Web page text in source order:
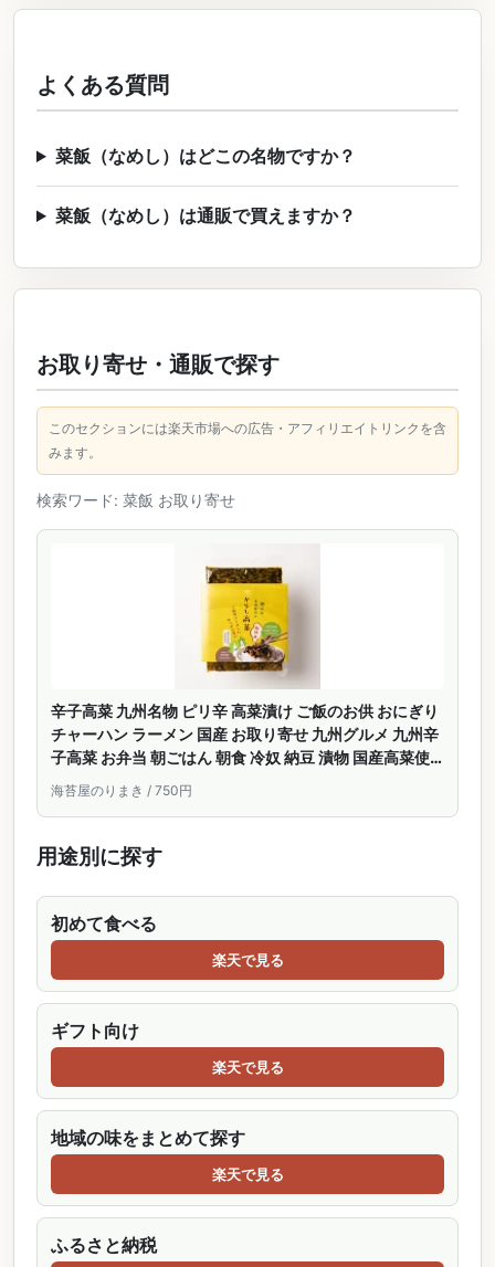
よくある質問
菜飯（なめし）はどこの名物ですか？
菜飯（なめし）は通販で買えますか？
お取り寄せ・通販で探す
このセクションには楽天市場への広告・アフィリエイトリンクを含
みます。
検索ワード: 菜飯 お取り寄せ
辛子高菜 九州名物 ピリ辛 高菜漬け ご飯のお供 おにぎり
チャーハン ラーメン 国産 お取り寄せ 九州グルメ 九州辛
子高菜 お弁当 朝ごはん 朝食 冷奴 納豆 漬物 国産高菜使
用 海苔屋が選ぶご飯のお供
海苔屋のりまき / 750円
用途別に探す
初めて食べる
楽天で見る
ギフト向け
楽天で見る
地域の味をまとめて探す
楽天で見る
ふるさと納税